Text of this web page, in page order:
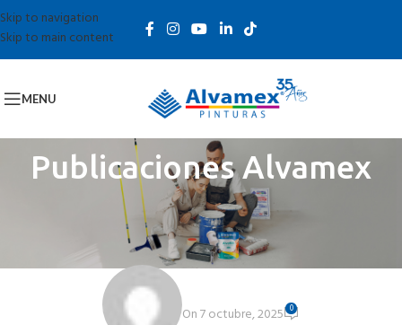
Skip to navigation
Skip to main content
MENU
Publicaciones Alvamex
RESPONSABILIDAD SOCIAL
Gran Jugada Internacional de Pelota Vasca – México vs.
Navarra
On 7 octubre, 2025 0